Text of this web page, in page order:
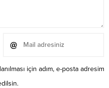
için adım, e-posta adresim